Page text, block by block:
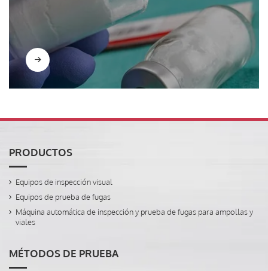
PRODUCTOS
Equipos de inspección visual
Equipos de prueba de fugas
Máquina automática de inspección y prueba de fugas para ampollas y
viales
MÉTODOS DE PRUEBA